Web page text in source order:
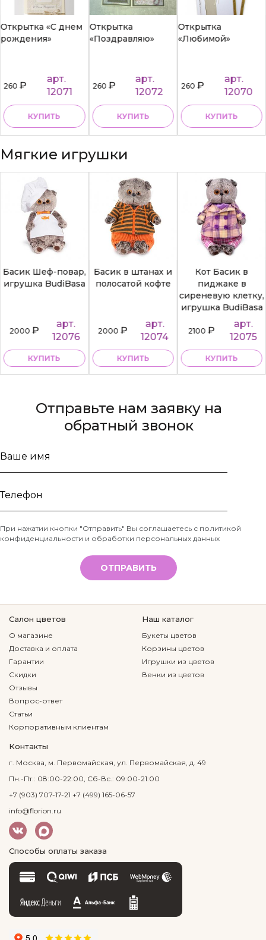
Открытка «С днем
рождения»
260₽
арт.
12071
КУПИТЬ
Открытка
«Поздравляю»
260₽
арт.
12072
КУПИТЬ
Открытка
«Любимой»
260₽
арт.
12070
КУПИТЬ
Мягкие игрушки
Басик Шеф-повар,
игрушка BudiBasa
2000₽
арт.
12076
КУПИТЬ
Басик в штанах и
полосатой кофте
2000₽
арт.
12074
КУПИТЬ
Кот Басик в
пиджаке в
сиреневую клетку,
игрушка BudiBasa
2100₽
арт.
12075
КУПИТЬ
Отправьте нам заявку на
обратный звонок
Ваше
Телефон
*
При нажатии кнопки "Отправить" Вы соглашаетесь с политикой
конфиденциальности и обработки персональных данных
ОТПРАВИТЬ
Салон цветов
О магазине
Доставка и оплата
Гарантии
Скидки
Отзывы
Вопрос-ответ
Статьи
Корпоративным клиентам
Наш каталог
Букеты цветов
Корзины цветов
Игрушки из цветов
Венки из цветов
Контакты
г. Москва, м. Первомайская, ул. Первомайская, д. 49
Пн.-Пт.: 08:00-22:00, Сб-Вс.: 09:00-21:00
+7 (903) 707-17-21 +7 (499) 165-06-57
info@florion.ru
Способы оплаты заказа